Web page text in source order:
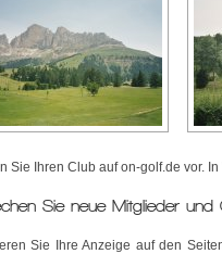
Sie Ihren Club auf on-golf.de vor.
Sie neue Mitglieder und
Sie Ihre Anzeige auf den